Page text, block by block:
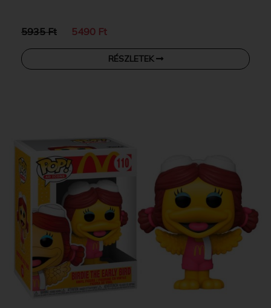
5935 Ft 5490 Ft
RÉSZLETEK